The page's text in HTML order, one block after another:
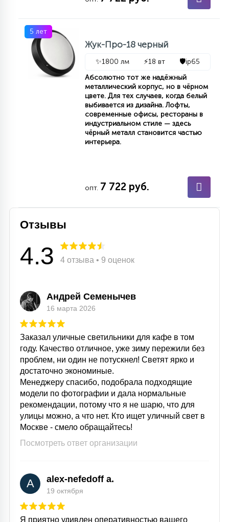
5 лет
Жук-Про-18 черный
✨1800 лм ⚡18 вт 🛡️ip65
Абсолютно тот же надёжный
металлический корпус, но в чёрном
цвете. Для тех случаев, когда белый
выбивается из дизайна. Лофты,
современные офисы, рестораны в
индустриальном стиле — здесь
чёрный металл становится частью
интерьера.
опт. 7 722 руб.
Отзывы
4.3 4 отзыва • 9 оценок
Андрей Семенычев
16 марта 2026
Заказал уличные светильники для кафе в том
году. Качество отличное, уже зиму пережили без
проблем, ни один не потускнел! Светят ярко и
достаточно экономиные.
Менеджеру спасибо, подобрала подходящие
модели по фотографии и дала нормальные
рекомендации, потому что я не шарю, что для
улицы можно, а что нет. Кто ищет уличный свет в
Москве - смело обращайтесь!
Посмотреть ответ организации
A alex-nefedoff a.
19 октября
Я приятно удивлен оперативностью вашего